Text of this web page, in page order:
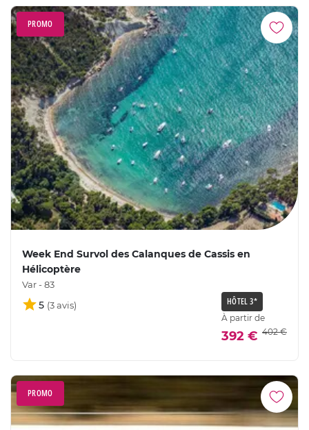
PROMO
Week End Survol des Calanques de Cassis en
Hélicoptère
Var - 83
5 HÔTEL 3*
À partir de
392 € 402 €
PROMO